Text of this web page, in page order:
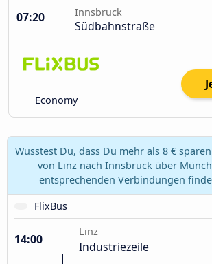
07:20
Innsbruck
Südbahnstraße
Economy
Wusstest Du, dass Du mehr als 8 €
von Linz nach Innsbruck über
entsprechenden Verbindungen
FlixBus
14:00
Linz
Industriezeile